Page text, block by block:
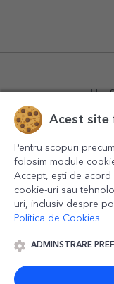
powered by
© 2016-2026
Acest site
Pentru scopuri
folosim module
Accept, ești de acord
cookie-uri sau
uri, inclusiv despre
Politica de Cookies
ADMINSTRARE